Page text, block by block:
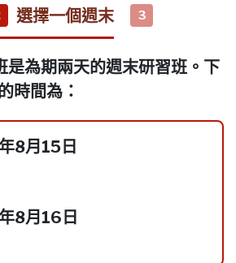
選擇一個週末 3
為期兩天的週末研習班。下
時間為：
8月15日
8月16日